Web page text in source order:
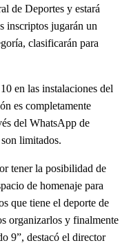
de Deportes y estará
inscriptos jugarán un
clasificarán para
en las instalaciones del
es completamente
del WhatsApp de
limitados.
tener la posibilidad de
de homenaje para
que tiene el deporte de
organizarlos y finalmente
9”, destacó el director